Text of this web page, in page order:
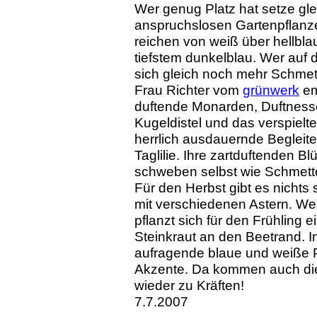
Wer genug Platz hat setze
anspruchslosen
reichen von weiß über
tiefstem dunkelblau. Wer auf
sich gleich noch mehr
Frau Richter vom grünwerk
duftende Monarden,
Kugeldistel und das
herrlich ausdauernde
Taglilie. Ihre zartduftenden
schweben selbst wie
Für den Herbst gibt es
mit verschiedenen Astern.
pflanzt sich für den Frühling
Steinkraut an den Beetrand.
aufragende blaue und weiße
Akzente. Da kommen auch
wieder zu Kräften!
7.7.2007